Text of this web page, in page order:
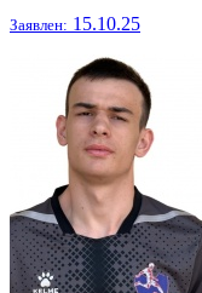
Заявлен: 15.10.25